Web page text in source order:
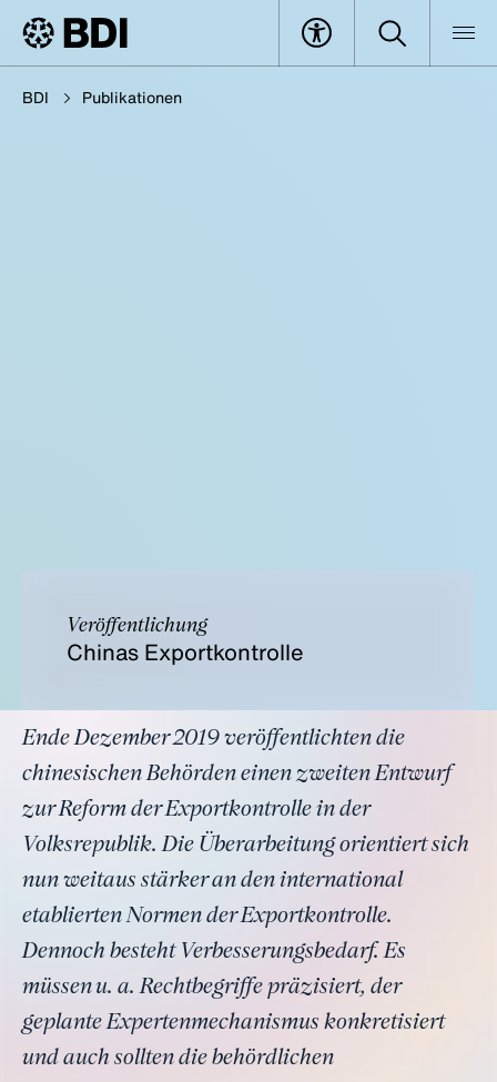
BDI Publikationen
Veröffentlichung
Chinas Exportkontrolle
Ende Dezember 2019 veröffentlichten die
chinesischen Behörden einen zweiten Entwurf
zur Reform der Exportkontrolle in der
Volksrepublik. Die Überarbeitung orientiert sich
nun weitaus stärker an den international
etablierten Normen der Exportkontrolle.
Dennoch besteht Verbesserungsbedarf. Es
müssen u. a. Rechtbegriffe präzisiert, der
geplante Expertenmechanismus konkretisiert
und auch sollten die behördlichen